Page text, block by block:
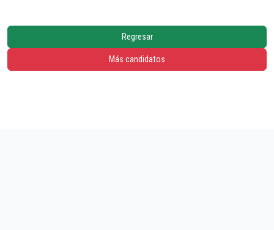
Regresar
Más candidatos